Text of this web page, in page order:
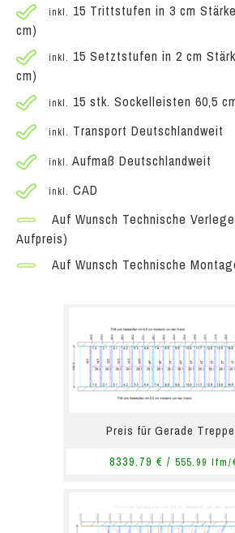
inkl. 15 Trittstufen in 3 cm
cm)
inkl. 15 Setztstufen in 2 cm
cm)
inkl. 15 stk. Sockelleisten 60,5
inkl. Transport Deutschlandweit
inkl. Aufmaß Deutschlandweit
inkl. CAD
Auf Wunsch Technische
Aufpreis)
Auf Wunsch Technische
Preis für Gerade
8339.79 € / 555.99 lfm/